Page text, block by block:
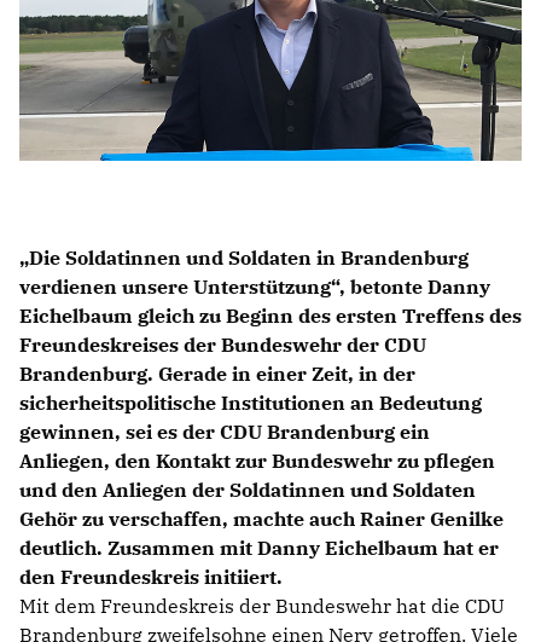
IM EUROPÄISCHEN PARLAMENT
NEWSLETTER ABONNIEREN
PROGRAMME
SPENDEN
Mitglied werden
Die Soldatinnen und Soldaten in Brandenburg
verdienen unsere Unterstützung“, betonte Danny
Eichelbaum gleich zu Beginn des ersten Treffens des
Freundeskreises der Bundeswehr der CDU
Brandenburg. Gerade in einer Zeit, in der
sicherheitspolitische Institutionen an Bedeutung
gewinnen, sei es der CDU Brandenburg ein
Anliegen, den Kontakt zur Bundeswehr zu pflegen
und den Anliegen der Soldatinnen und Soldaten
Gehör zu verschaffen, machte auch Rainer Genilke
deutlich. Zusammen mit Danny Eichelbaum hat er
den Freundeskreis initiiert.
Mit dem Freundeskreis der Bundeswehr hat die CDU
Brandenburg zweifelsohne einen Nerv getroffen. Viele